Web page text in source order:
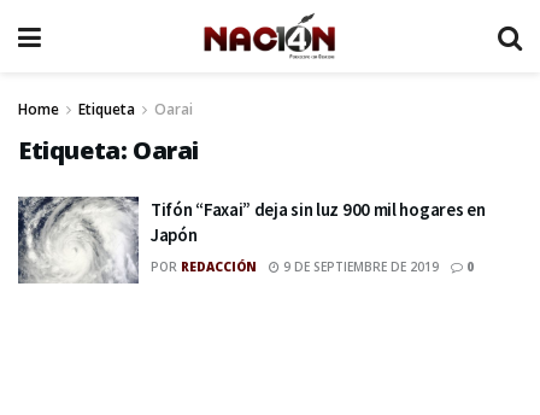
Home Etiqueta Oarai
Etiqueta: Oarai
Tifón “Faxai” deja sin luz 900 mil hogares en
Japón
POR REDACCIÓN 9 DE SEPTIEMBRE DE 2019 0